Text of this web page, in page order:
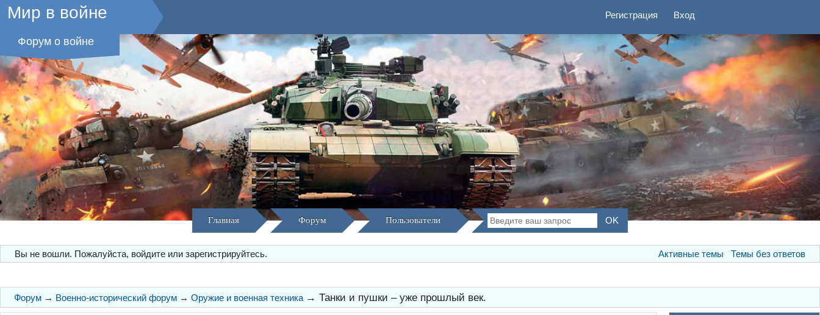
Мир в войне
Форум о войне
Регистрация Вход
Главная Форум Пользователи
Вы не вошли. Пожалуйста, войдите или зарегистрируйтесь. Активные темы Темы без ответов
Форум → Военно-исторический форум → Оружие и военная техника → Танки и пушки – уже прошлый век.